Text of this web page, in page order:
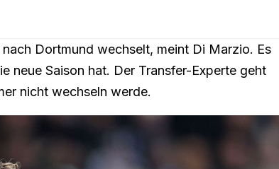
Dortmund wechselt, meint Di Marzio. Es
neue Saison hat. Der Transfer-Experte geht
nicht wechseln werde.